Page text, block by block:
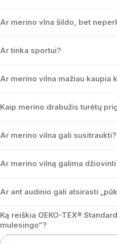
Ar merino vlna šildo, bet
Ar tinka sportui?
Ar merino vilna mažiau kaupia
Kaip merino drabužis turėtų
Ar merino vilna gali susitraukti?
Ar merino vilną galima
Ar ant audinio gali atsirasti
Ką reiškia OEKO-TEX®
mulesingo“?